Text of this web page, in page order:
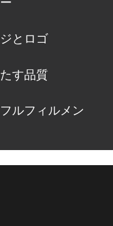
とロゴ
す品質
ルフィルメン